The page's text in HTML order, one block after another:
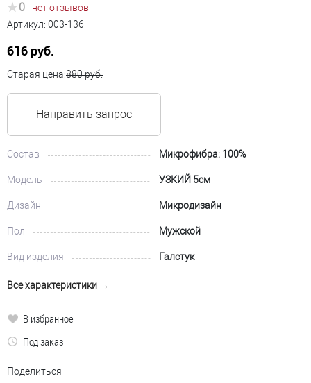
0
нет отзывов
Артикул: 003-136
616 руб.
Старая цена:880 руб.
Направить запрос
Состав Микрофибра: 100%
Модель УЗКИЙ 5см
Дизайн Микродизайн
Пол Мужской
Вид изделия Галстук
Все характеристики →
В избранное
Под заказ
Поделиться